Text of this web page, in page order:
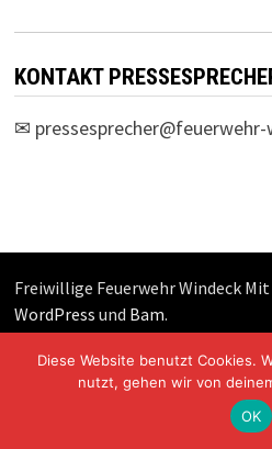
KONTAKT
✉
Freiwillige Feuerwehr Windeck
WordPress und Bam.
Diese Website benutzt Cookies.
nutzt, gehen wir von
OK